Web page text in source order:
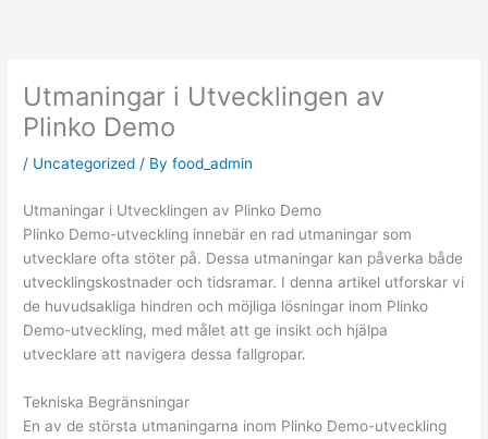
Utmaningar i Utvecklingen av
Plinko Demo
/ Uncategorized / Byfood_admin
Utmaningar i Utvecklingen av Plinko Demo
Plinko Demo-utveckling innebär en rad utmaningar som
utvecklare ofta stöter på. Dessa utmaningar kan påverka både
utvecklingskostnader och tidsramar. I denna artikel utforskar vi
de huvudsakliga hindren och möjliga lösningar inom Plinko
Demo-utveckling, med målet att ge insikt och hjälpa
utvecklare att navigera dessa fallgropar.
Tekniska Begränsningar
En av de största utmaningarna inom Plinko Demo-utveckling